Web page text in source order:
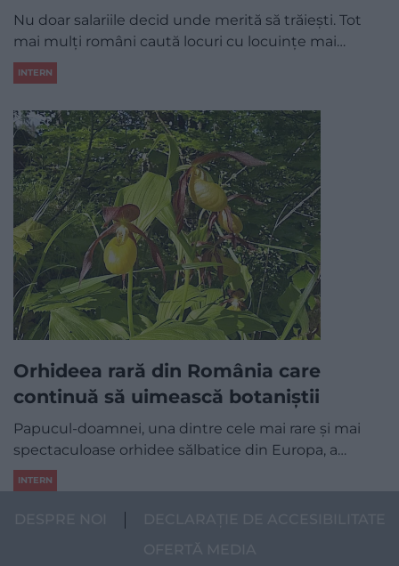
Nu doar salariile decid unde merită să trăiești. Tot
mai mulți români caută locuri cu locuințe mai…
INTERN
Orhideea rară din România care
continuă să uimească botaniștii
Papucul-doamnei, una dintre cele mai rare și mai
spectaculoase orhidee sălbatice din Europa, a…
INTERN